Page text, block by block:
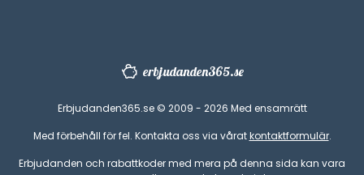
erbjudanden365.se
Erbjudanden365.se © 2009 - 2026 Med ensamrätt
Med förbehåll för fel. Kontakta oss via våratkontaktformulär.
Erbjudanden och rabattkoder med mera på denna sida kan vara